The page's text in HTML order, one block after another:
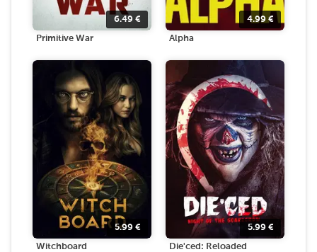
6.49 €
Primitive War
4.99 €
Alpha
5.99 €
Witchboard
5.99 €
Die'ced: Reloaded